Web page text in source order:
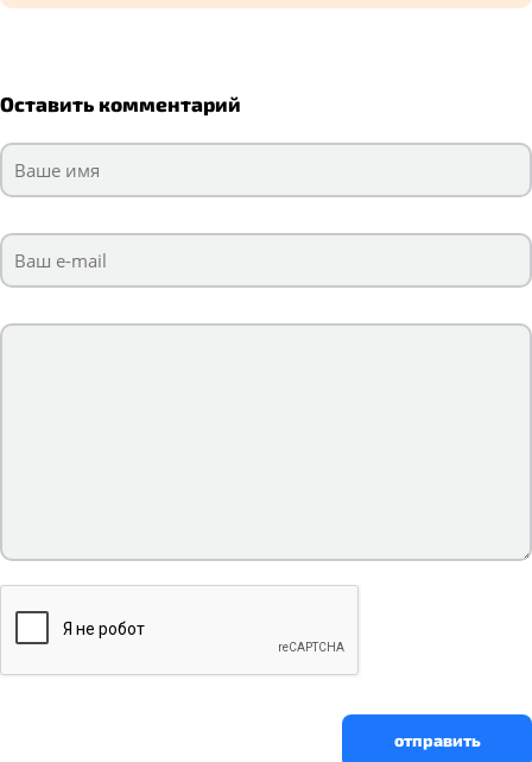
Оставить комментарий
отправить